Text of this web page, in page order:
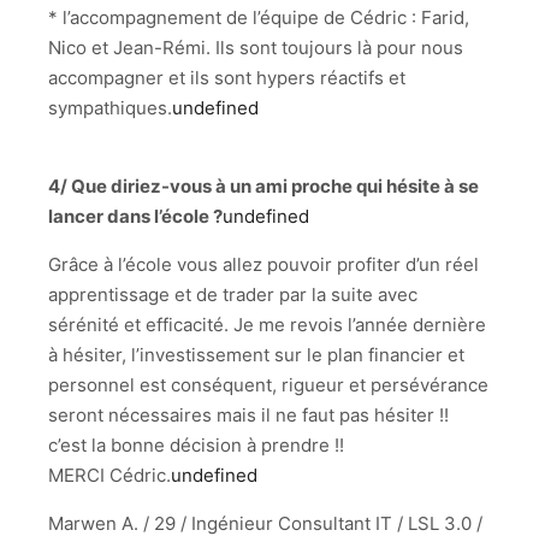
* l’accompagnement de l’équipe de Cédric : Farid,
Nico et Jean-Rémi. Ils sont toujours là pour nous
accompagner et ils sont hypers réactifs et
sympathiques.undefined
4/ Que diriez-vous à un ami proche qui hésite à se
lancer dans l’école ?undefined
Grâce à l’école vous allez pouvoir profiter d’un réel
apprentissage et de trader par la suite avec
sérénité et efficacité. Je me revois l’année dernière
à hésiter, l’investissement sur le plan financier et
personnel est conséquent, rigueur et persévérance
seront nécessaires mais il ne faut pas hésiter !!
c’est la bonne décision à prendre !!
MERCI Cédric.undefined
Marwen A. / 29 / Ingénieur Consultant IT / LSL 3.0 /